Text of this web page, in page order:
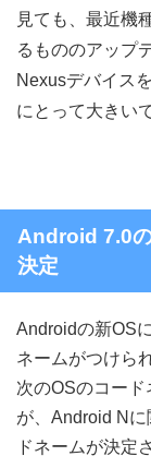
見ても、最近機
るもののアップ
Nexusデバイス
にとって大きい
Android 7.0
決定
Androidの新OS
ネームがつけら
次のOSのコー
が、Android N
ドネームが決定